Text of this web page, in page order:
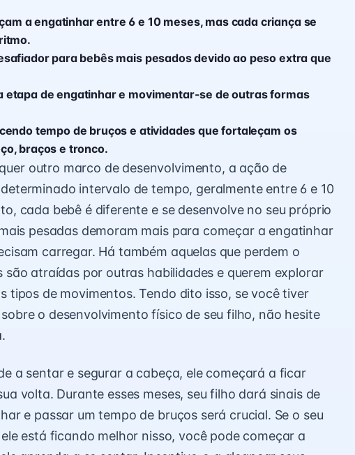
a engatinhar entre 6 e 10 meses, mas cada criança se
para bebês mais pesados devido ao peso extra que
etapa de engatinhar e movimentar-se de outras formas
tempo de bruços e atividades que fortaleçam os
braços e tronco.
outro marco de desenvolvimento, a ação de
intervalo de tempo, geralmente entre 6 e 10
cada bebê é diferente e se desenvolve no seu próprio
pesadas demoram mais para começar a engatinhar
carregar. Há também aquelas que perdem o
atraídas por outras habilidades e querem explorar
tipos de movimentos. Tendo dito isso, se você tiver
o desenvolvimento físico de seu filho, não hesite
a sentar e segurar a cabeça, ele começará a ficar
volta. Durante esses meses, seu filho dará sinais de
e passar um tempo de bruços será crucial. Se o seu
está ficando melhor nisso, você pode começar a